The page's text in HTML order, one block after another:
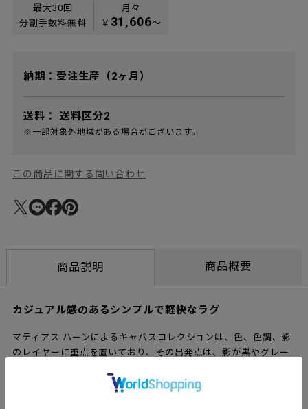
最大30回
分割手数料無料
月々
￥ 31,606〜
納期：受注生産（2ヶ月）
送料： 送料区分2
※一部対象外地域がある場合がございます。
この商品に関する問い合わせ
商品説明 商品概要
カジュアル感のあるシンプルで軽快なラグ
マティアス ハーンによるキャパスコレクションは、色、色調、影
のレイヤーに重点を置いており、その出発点は、影が黒やグレー
的は、色の使用と奥行きの形成が複雑でありながら、カジュアル